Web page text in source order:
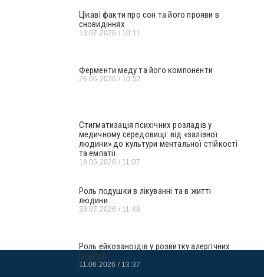
Цікаві факти про сон та його прояви в
сновидіннях
13.07.2026 10:11
Ферменти меду та його компоненти
26.06.2026 10:52
Стигматизація психічних розладів у
медичному середовищі: від «залізної
людини» до культури ментальної стійкості
та емпатії
18.05.2026 11:07
Роль подушки в лікуванні та в житті
людини
28.07.2026 11:48
Роль ейкозаноїдів у розвитку алергічних
реакцій
11.06.2026 13:37